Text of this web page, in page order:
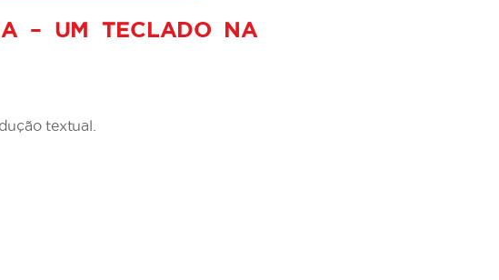
– UM TECLADO NA
textual.